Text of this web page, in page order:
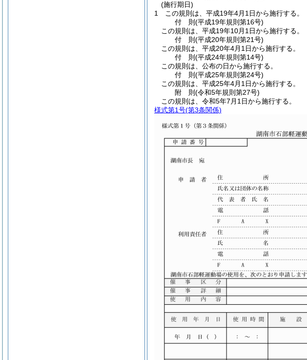
(施行期日)
1
この規則は、平成19年4月1日から施行する。
付 則(平成19年規則第16号)
この規則は、平成19年10月1日から施行する。
付 則(平成20年規則第21号)
この規則は、平成20年4月1日から施行する。
付 則(平成24年規則第14号)
この規則は、公布の日から施行する。
付 則(平成25年規則第24号)
この規則は、平成25年4月1日から施行する。
附 則(令和5年規則第27号)
この規則は、令和5年7月1日から施行する。
様式第1号(第3条関係)